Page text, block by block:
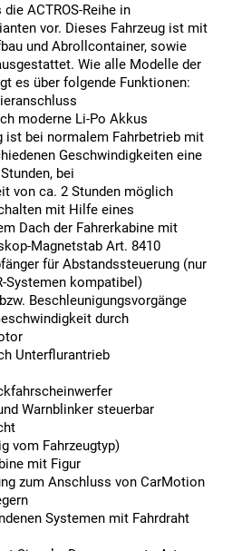
ACTROS-Reihe in
vor. Dieses Fahrzeug ist mit
und Abrollcontainer, sowie
Wie alle Modelle der
es über folgende Funktionen:
moderne Li-Po Akkus
ist bei normalem Fahrbetrieb mit
Geschwindigkeiten eine
bei
von ca. 2 Stunden möglich
mit Hilfe eines
Dach der Fahrerkabine mit
Magnetstab Art. 8410
für Abstandssteuerung (nur
Systemen kompatibel)
Beschleunigungsvorgänge
durch
Unterflurantrieb
Warnblinker steuerbar
vom Fahrzeugtyp)
mit Figur
zum Anschluss von CarMotion
Systemen mit Fahrdraht